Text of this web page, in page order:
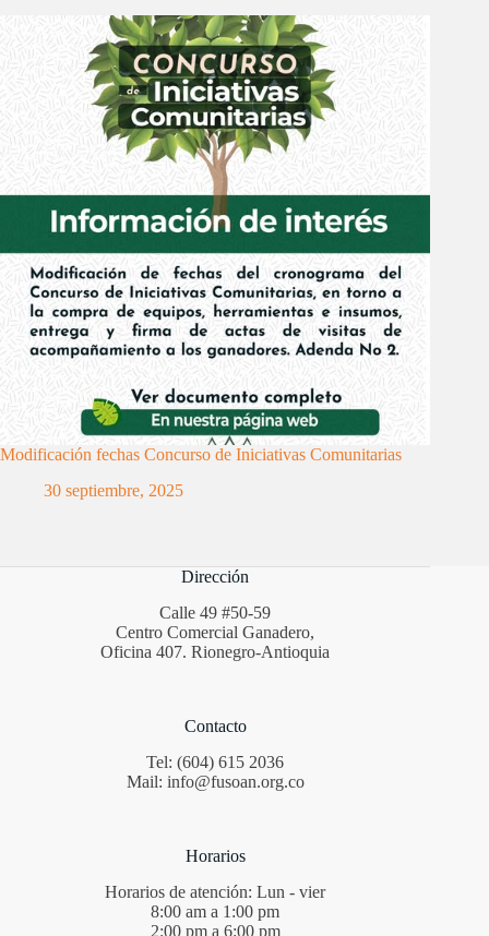
Modificación fechas Concurso de Iniciativas Comunitarias
30 septiembre, 2025
Dirección
Calle 49 #50-59
Centro Comercial Ganadero,
Oficina 407. Rionegro-Antioquia
Contacto
Tel: (604) 615 2036
Mail: info@fusoan.org.co
Horarios
Horarios de atención: Lun - vier
8:00 am a 1:00 pm
2:00 pm a 6:00 pm